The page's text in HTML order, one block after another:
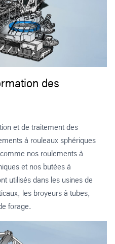
des
et de traitement des
à rouleaux sphériques
nos roulements à
et nos butées à
utilisés dans les usines de
les broyeurs à tubes,
forage.